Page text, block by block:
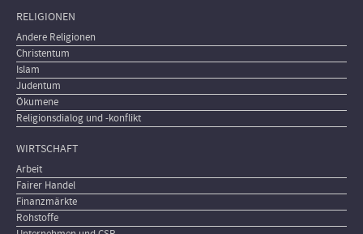
RELIGIONEN
Andere Religionen
Christentum
Islam
Judentum
Ökumene
Religionsdialog und -konflikt
WIRTSCHAFT
Arbeit
Fairer Handel
Finanzmärkte
Rohstoffe